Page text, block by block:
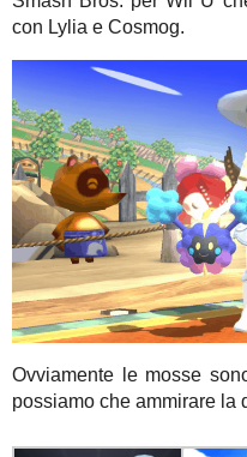
con Lylia e Cosmog.
Ovviamente le mosse
possiamo che ammirare la